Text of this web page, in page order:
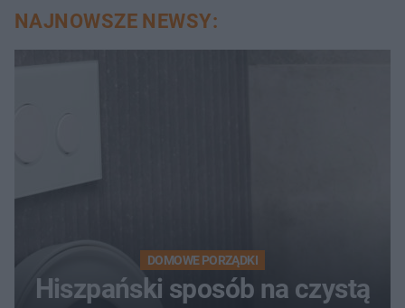
NAJNOWSZE NEWSY:
DOMOWE PORZĄDKI
Hiszpański sposób na czystą